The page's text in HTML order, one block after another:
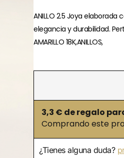
ANILLO 2.5 Joya
elegancia y durabilidad.
AMARILLO 18K,ANILLOS,
3,3 € de regalo
Comprando este
¿Tienes alguna duda?